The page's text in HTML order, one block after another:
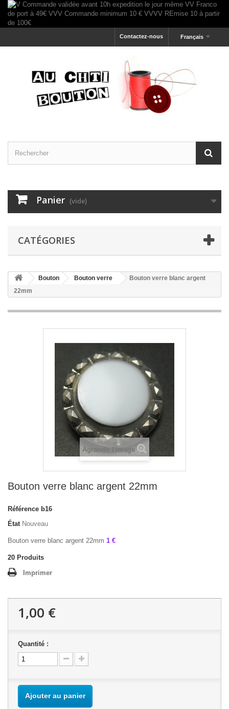
Français
Contactez-nous
Panier (vide)
CATÉGORIES
Bouton Bouton verre
Bouton verre blanc argent
22mm
Agrandir l'image
Bouton verre blanc argent 22mm
Référence b16
État Nouveau
Bouton verre blanc argent 22mm 1 €
20 Produits
Imprimer
1,00 €
Quantité :
Ajouter au panier